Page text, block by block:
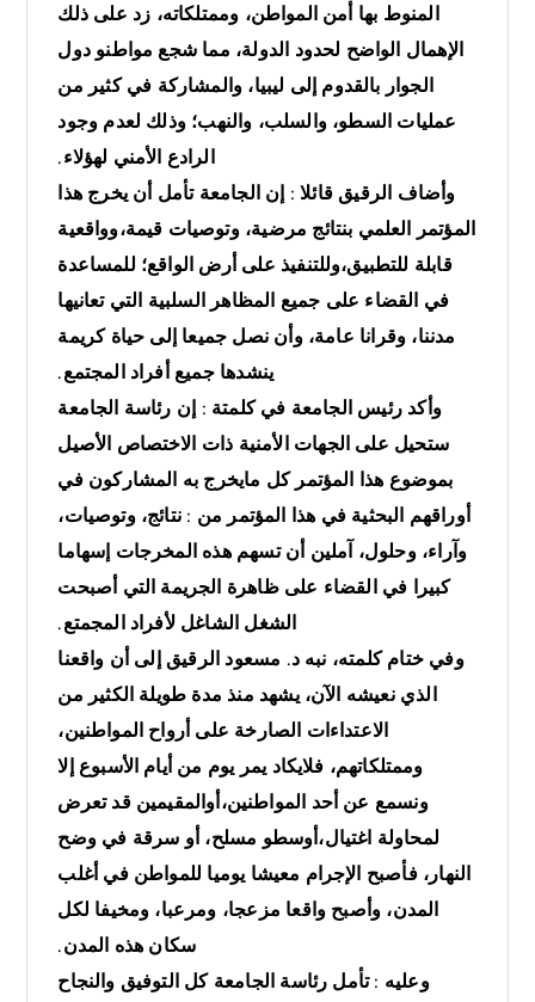
المنوط بها أمن المواطن، وممتلكاته، زد على ذلك
الإهمال الواضح لحدود الدولة، مما شجع مواطنو دول
الجوار بالقدوم إلى ليبيا، والمشاركة في كثير من
عمليات السطو، والسلب، والنهب؛ وذلك لعدم وجود
الرادع الأمني لهؤلاء.
وأضاف الرقيق قائلا : إن الجامعة تأمل أن يخرج هذا
المؤتمر العلمي بنتائج مرضية، وتوصيات قيمة،وواقعية
قابلة للتطبيق،وللتنفيذ على أرض الواقع؛ للمساعدة
في القضاء على جميع المظاهر السلبية التي تعانيها
مدننا، وقرانا عامة، وأن نصل جميعا إلى حياة كريمة
ينشدها جميع أفراد المجتمع.
وأكد رئيس الجامعة في كلمتة : إن رئاسة الجامعة
ستحيل على الجهات الأمنية ذات الاختصاص الأصيل
بموضوع هذا المؤتمر كل مايخرج به المشاركون في
أوراقهم البحثية في هذا المؤتمر من : نتائج، وتوصيات،
وآراء، وحلول، آملين أن تسهم هذه المخرجات إسهاما
كبيرا في القضاء على ظاهرة الجريمة التي أصبحت
الشغل الشاغل لأفراد المجمتع.
وفي ختام كلمته، نبه د. مسعود الرقيق إلى أن واقعنا
الذي نعيشه الآن، يشهد منذ مدة طويلة الكثير من
الاعتداءات الصارخة على أرواح المواطنين،
وممتلكاتهم، فلايكاد يمر يوم من أيام الأسبوع إلا
ونسمع عن أحد المواطنين،أوالمقيمين قد تعرض
لمحاولة اغتيال،أوسطو مسلح، أو سرقة في وضح
النهار، فأصبح الإجرام معيشا يوميا للمواطن في أغلب
المدن، وأصبح واقعا مزعجا، ومرعبا، ومخيفا لكل
سكان هذه المدن.
وعليه : تأمل رئاسة الجامعة كل التوفيق والنجاح